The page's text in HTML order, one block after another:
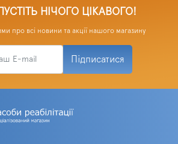
НІЧОГО ЦІКАВОГО!
про всі новини та акції нашого магазину
Підписатися